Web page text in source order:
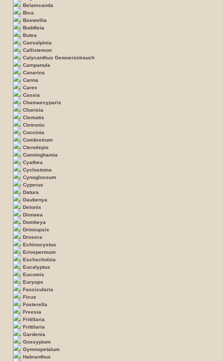
Belamcanda
Bixa
Boswellia
Buddleia
Butea
Caesalpinia
Callistemon
Calycanthus Gewuerzstrauch
Campanula
Canarina
Canna
Carex
Cassia
Chamaecyparis
Chorisia
Clematis
Cletronic
Coccinia
Combretrum
Ctenolepis
Cunninghamia
Cyathea
Cyclostoma
Cynoglossum
Cyperus
Datura
Daubenya
Delonix
Dionaea
Dombeya
Drimiopsis
Drosera
Echinocystus
Eriospermum
Eschscholzia
Eucalyptus
Eucomis
Euryops
Fascicularia
Ficus
Fosterella
Freesia
Fritillaria
Frittilaria
Gardenia
Gossypium
Gymnopetalum
Habranthus